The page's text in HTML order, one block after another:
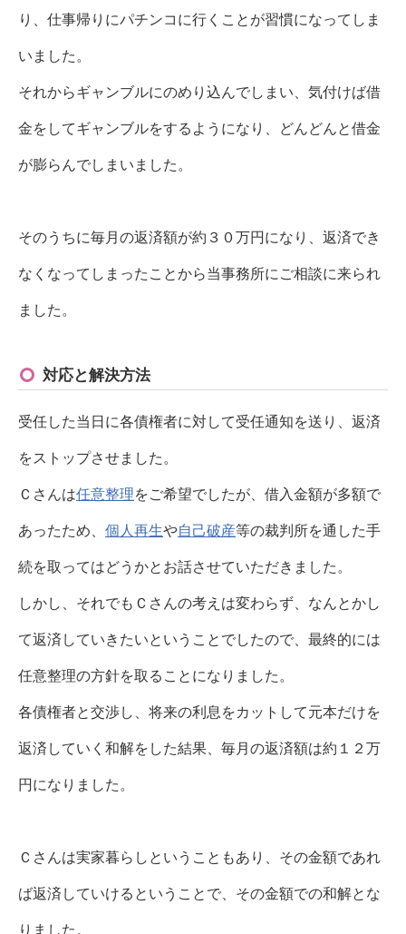
り、仕事帰りにパチンコに行くことが習慣になってしま
いました。
それからギャンブルにのめり込んでしまい、気付けば借
金をしてギャンブルをするようになり、どんどんと借金
が膨らんでしまいました。
そのうちに毎月の返済額が約３０万円になり、返済でき
なくなってしまったことから当事務所にご相談に来られ
ました。
対応と解決方法
受任した当日に各債権者に対して受任通知を送り、返済
をストップさせました。
Ｃさんは任意整理をご希望でしたが、借入金額が多額で
あったため、 個人再生や自己破産等の裁判所を通した手
続を取ってはどうかとお話させていただきました。
しかし、それでもＣさんの考えは変わらず、なんとかし
て返済していきたいということでしたので、最終的には
任意整理の方針を取ることになりました。
各債権者と交渉し、将来の利息をカットして元本だけを
返済していく和解をした結果、毎月の返済額は約１２万
円になりました。
Ｃさんは実家暮らしということもあり、その金額であれ
ば返済していけるということで、その金額での和解とな
りました。